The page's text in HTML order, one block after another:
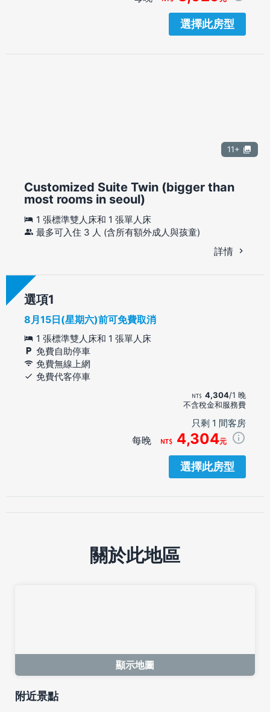
選擇此房型
11+
Customized Suite Twin (bigger than
most rooms in seoul)
1 張標準雙人床和 1 張單人床
最多可入住 3 人 (含所有額外成人與孩童)
詳情
選項
8月15日(星期六)前可免費取消
1 張標準雙人床和 1 張單人床
免費自助停車
免費無線上網
免費代客停車
4,304/1 晚
不含稅金和服務費
只剩 1 間客房
每晚 4,304元
選擇此房型
關於此地區
顯示地圖
附近景點